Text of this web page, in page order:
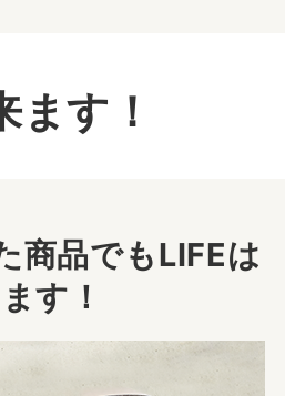
す！
商品でもLIFEは
す！